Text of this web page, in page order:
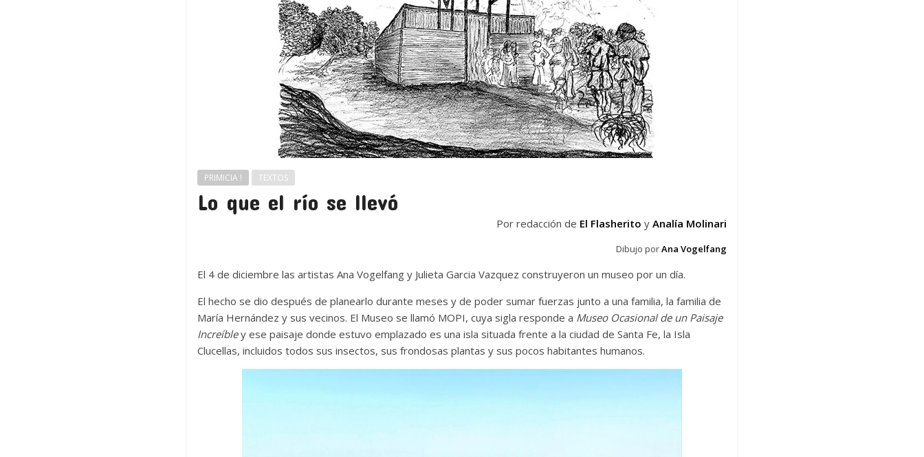
PRIMICIA ! TEXTOS
Lo que el río se llevó
Por redacción de El Flasherito y Analía Molinari
Dibujo porAna Vogelfang
El 4 de diciembre las artistas Ana Vogelfang y Julieta Garcia Vazquez construyeron un museo por un día.
El hecho se dio después de planearlo durante meses y de poder sumar fuerzas junto a una familia, la familia de
María Hernández y sus vecinos. El Museo se llamó MOPI, cuya sigla responde a Museo Ocasional de un Paisaje
Increíbley ese paisaje donde estuvo emplazado es una isla situada frente a la ciudad de Santa Fe, la Isla
Clucellas, incluidos todos sus insectos, sus frondosas plantas y sus pocos habitantes humanos.